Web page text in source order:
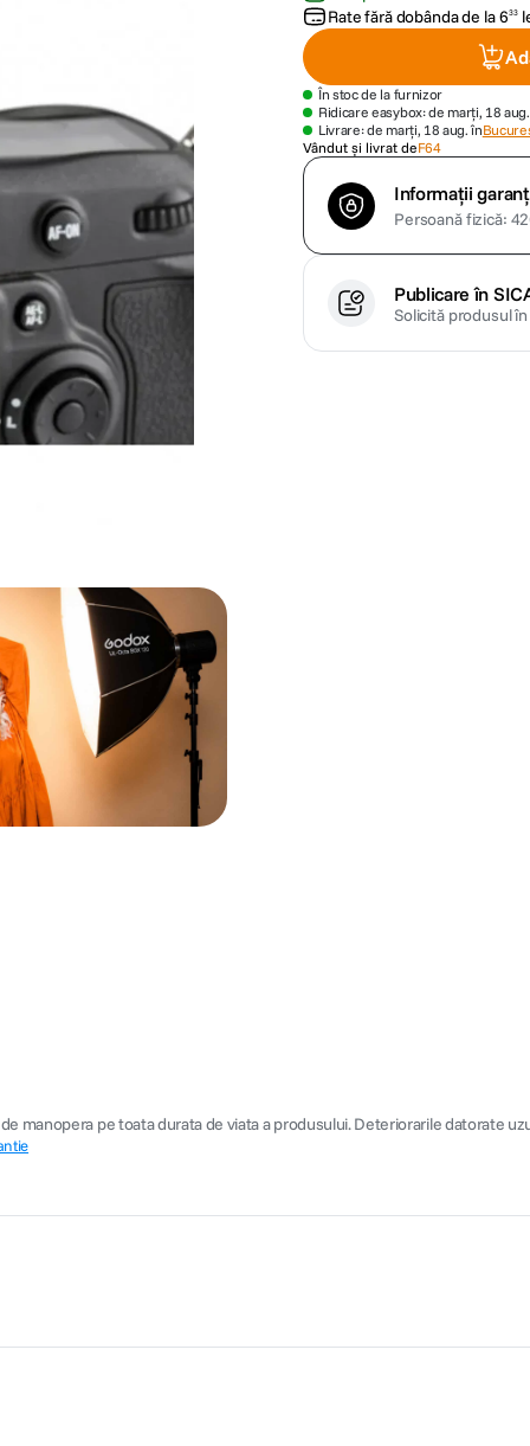
Rate fără dobânda de la633
În stoc de la furnizor
Ridicare easybox: de marți, 18 aug.
Livrare: de marți, 18 aug. în
Vândut și livrat deF64
Informații
Persoană fizică:
Publicare în
Solicită produsul
manopera pe toata durata de viata a produsului. Deteriorarile datorate